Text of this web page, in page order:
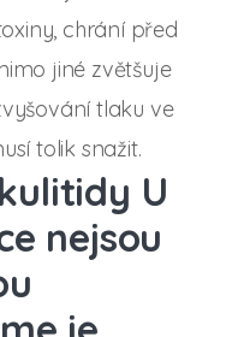
chrání před
jiné zvětšuje
tlaku ve
tolik snažit.
U
nejsou